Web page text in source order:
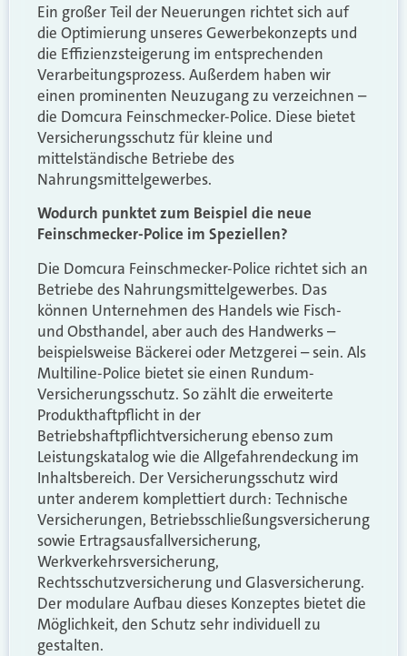
Ein großer Teil der Neuerungen richtet sich auf
die Optimierung unseres Gewerbekonzepts und
die Effizienzsteigerung im entsprechenden
Verarbeitungsprozess. Außerdem haben wir
einen prominenten Neuzugang zu verzeichnen –
die Domcura Feinschmecker-Police. Diese bietet
Versicherungsschutz für kleine und
mittelständische Betriebe des
Nahrungsmittelgewerbes.
Wodurch punktet zum Beispiel die neue
Feinschmecker-Police im Speziellen?
Die Domcura Feinschmecker-Police richtet sich an
Betriebe des Nahrungsmittelgewerbes. Das
können Unternehmen des Handels wie Fisch-
und Obsthandel, aber auch des Handwerks –
beispielsweise Bäckerei oder Metzgerei – sein. Als
Multiline-Police bietet sie einen Rundum-
Versicherungsschutz. So zählt die erweiterte
Produkthaftpflicht in der
Betriebshaftpflichtversicherung ebenso zum
Leistungskatalog wie die Allgefahrendeckung im
Inhaltsbereich. Der Versicherungsschutz wird
unter anderem komplettiert durch: Technische
Versicherungen, Betriebsschließungsversicherung
sowie Ertragsausfallversicherung,
Werkverkehrsversicherung,
Rechtsschutzversicherung und Glasversicherung.
Der modulare Aufbau dieses Konzeptes bietet die
Möglichkeit, den Schutz sehr individuell zu
gestalten.